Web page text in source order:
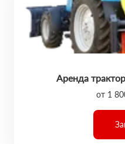
Аренда
от 1